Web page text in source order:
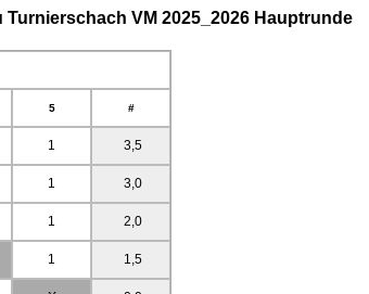
Turnierschach VM 2025_2026 Hauptrunde
5 #
1 3,5
1 3,0
1 2,0
1 1,5